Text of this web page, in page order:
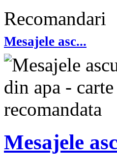
Recomandari
Mesajele asc...
Mesajele